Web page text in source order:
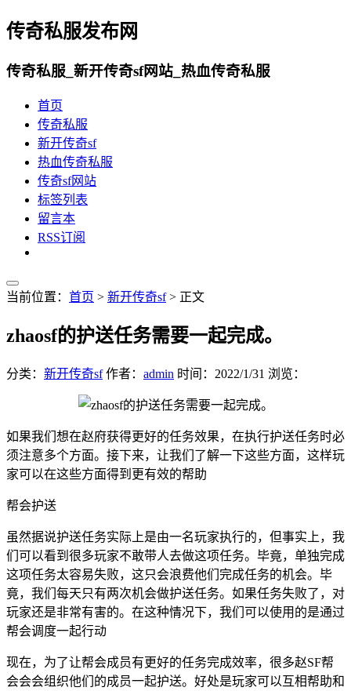
传奇私服发布网
传奇私服_新开传奇sf网站_热血传奇私服
首页
传奇私服
新开传奇sf
热血传奇私服
传奇sf网站
标签列表
留言本
RSS订阅
当前位置： 首页 > 新开传奇sf> 正文
zhaosf的护送任务需要一起完成。
分类： 新开传奇sf 作者： admin 时间： 2022/1/31 浏览：
如果我们想在赵府获得更好的任务效果，在执行护送任务时必
须注意多个方面。接下来，让我们了解一下这些方面，这样玩
家可以在这些方面得到更有效的帮助
帮会护送
虽然据说护送任务实际上是由一名玩家执行的，但事实上，我
们可以看到很多玩家不敢带人去做这项任务。毕竟，单独完成
这项任务太容易失败，这只会浪费他们完成任务的机会。毕
竟，我们每天只有两次机会做护送任务。如果任务失败了，对
玩家还是非常有害的。在这种情况下，我们可以使用的是通过
帮会调度一起行动
现在，为了让帮会成员有更好的任务完成效率，很多赵SF帮
会会会组织他们的成员一起护送。好处是玩家可以互相帮助和